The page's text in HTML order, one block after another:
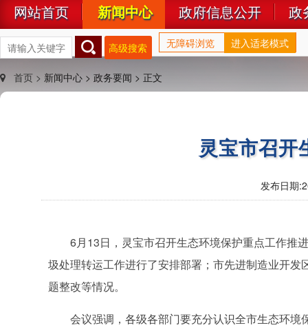
网站首页 新闻中心 政府信息公开 政
高级搜索 无障碍浏览 进入适老模式
首页 > 新闻中心 > 政务要闻 > 正文
灵宝市召开
发布日期:
6月13日，灵宝市召开生态环境保护重点工作推
圾处理转运工作进行了安排部署；市先进制造业开
题整改等情况。
会议强调，各级各部门要充分认识全市生态环